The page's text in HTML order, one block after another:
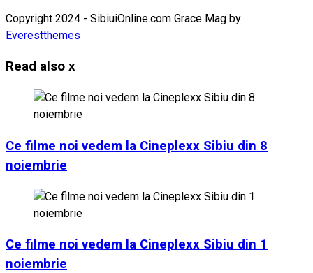
Copyright 2024 - SibiuiOnline.com Grace Mag by
Everestthemes
Read also x
Ce filme noi vedem la Cineplexx Sibiu din 8
noiembrie
Ce filme noi vedem la Cineplexx Sibiu din 1
noiembrie